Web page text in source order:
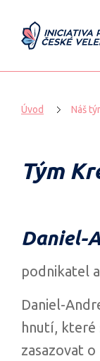
Úvod Náš
Tým
Daniel-
podnikatel
Daniel-
hnutí, které
zasazovat o